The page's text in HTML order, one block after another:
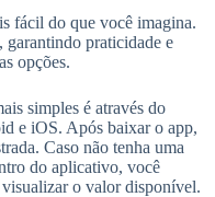
fácil do que você imagina.
garantindo praticidade e
opções.
simples é através do
e iOS. Após baixar o app,
Caso não tenha uma
do aplicativo, você
visualizar o valor disponível.